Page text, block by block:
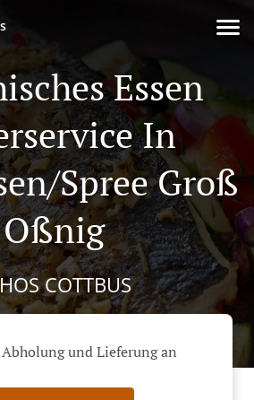
Essen
In
Spree Groß
Oßnig
COTTBUS
und Lieferung an